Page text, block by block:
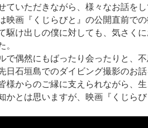
ていただきながら、様々なお話を
映画『くじらびと』の公開直前で
駆け出しの僕に対しても、気さく
。
で偶然にもばったり会ったりと、
日石垣島でのダイビング撮影のお
様からのご縁に支えられながら、
かとは思いますが、映画『くじらび